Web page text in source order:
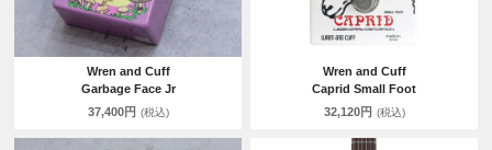
Wren and Cuff
Garbage Face Jr
37,400円 (税込)
Wren and Cuff
Caprid Small Foot
32,120円 (税込)